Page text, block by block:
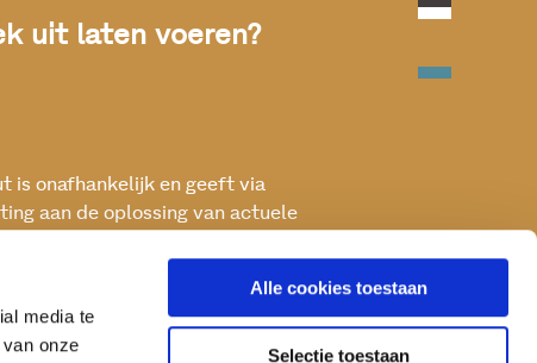
media te
onze
Alle cookies toestaan
Selectie toestaan
uit laten voeren?
is onafhankelijk en geeft via
aan de oplossing van actuele